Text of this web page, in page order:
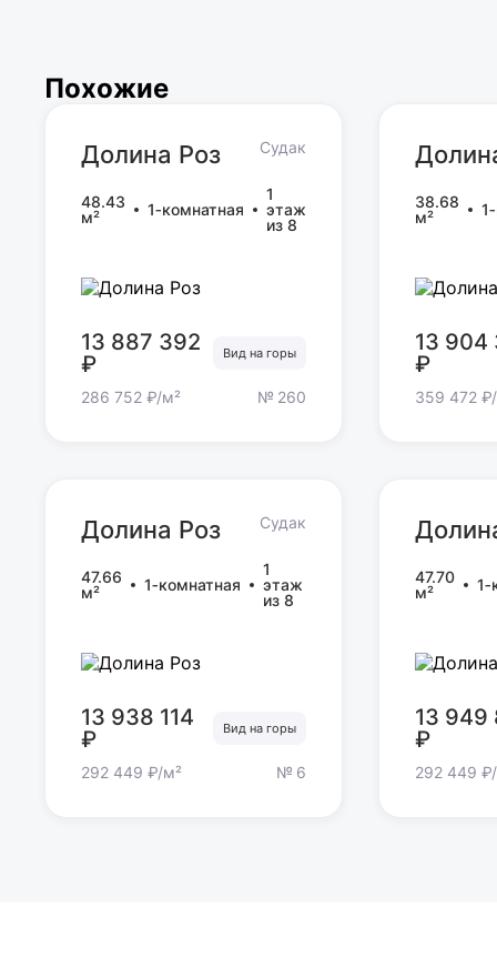
Похожие
Долина Роз Судак
48.43
м²
1‑комнатная
1
этаж
из 8
13 887 392
₽
Вид на горы
286 752 ₽/м² № 260
38.68
м²
13 904
₽
359 472
Долина Роз Судак
47.66
м²
1‑комнатная
1
этаж
из 8
13 938 114
₽
Вид на горы
292 449 ₽/м² № 6
47.70
м²
13 949
₽
292 449